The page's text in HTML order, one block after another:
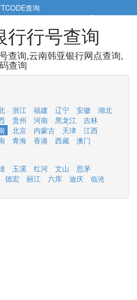
查询
5cm小帮手5cm.cn
行行号查询
查询,云南韩亚银行网点查询,
查询
浙江 福建 辽宁 安徽
湖北
贵州 河南 黑龙江
吉林
北京 内蒙古 天津
江西
青海 香港 西藏
澳门
玉溪 红河 文山
思茅
德宏 丽江 六库 迪庆 临沧